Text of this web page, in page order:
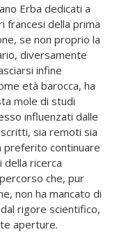
Erba dedicati a
francesi della prima
se non proprio la
diversamente
infine
età barocca, ha
mole di studi
influenzati dalle
sia remoti sia
preferito continuare
della ricerca
che, pur
non ha mancato di
rigore scientifico,
aperture.